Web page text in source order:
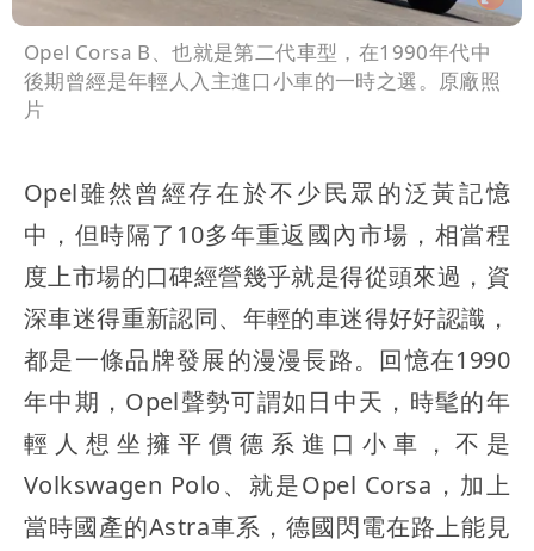
Opel Corsa B、也就是第二代車型，在1990年代中
後期曾經是年輕人入主進口小車的一時之選。原廠照
片
Opel雖然曾經存在於不少民眾的泛黃記憶
中，但時隔了10多年重返國內市場，相當程
度上市場的口碑經營幾乎就是得從頭來過，資
深車迷得重新認同、年輕的車迷得好好認識，
都是一條品牌發展的漫漫長路。回憶在1990
年中期，Opel聲勢可謂如日中天，時髦的年
輕人想坐擁平價德系進口小車，不是
Volkswagen Polo、就是Opel Corsa，加上
當時國產的Astra車系，德國閃電在路上能見